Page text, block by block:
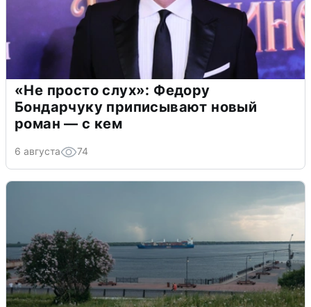
«Не просто слух»: Федору
Бондарчуку приписывают новый
роман — с кем
6 августа 74